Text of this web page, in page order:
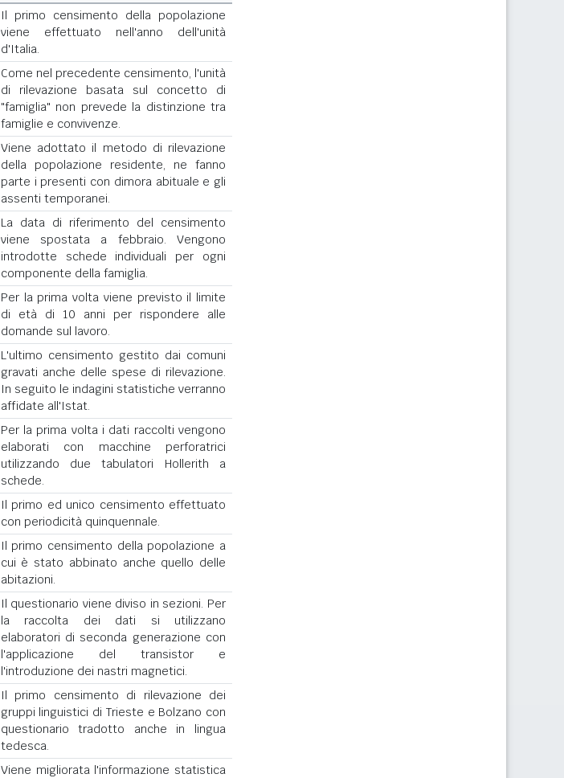
Il primo censimento della popolazione
viene effettuato nell'anno dell'unità
d'Italia.
Come nel precedente censimento, l'unità
di rilevazione basata sul concetto di
"famiglia" non prevede la distinzione tra
famiglie e convivenze.
Viene adottato il metodo di rilevazione
della popolazione residente, ne fanno
parte i presenti con dimora abituale e gli
assenti temporanei.
La data di riferimento del censimento
viene spostata a febbraio. Vengono
introdotte schede individuali per ogni
componente della famiglia.
Per la prima volta viene previsto il limite
di età di 10 anni per rispondere alle
domande sul lavoro.
L'ultimo censimento gestito dai comuni
gravati anche delle spese di rilevazione.
In seguito le indagini statistiche verranno
affidate all'Istat.
Per la prima volta i dati raccolti vengono
elaborati con macchine perforatrici
utilizzando due tabulatori Hollerith a
schede.
Il primo ed unico censimento effettuato
con periodicità quinquennale.
Il primo censimento della popolazione a
cui è stato abbinato anche quello delle
abitazioni.
Il questionario viene diviso in sezioni. Per
la raccolta dei dati si utilizzano
elaboratori di seconda generazione con
l'applicazione del transistor e
l'introduzione dei nastri magnetici.
Il primo censimento di rilevazione dei
gruppi linguistici di Trieste e Bolzano con
questionario tradotto anche in lingua
tedesca.
Viene migliorata l'informazione statistica